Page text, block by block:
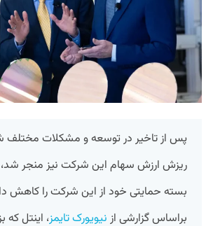
پس از تاخیر در توسعه و مشکلات مختلف
ریزش ارزش سهام این شرکت نیز منجر شد،
بسته حمایتی خود از این شرکت را کاهش
براساس گزارشی از نیویورک تایمز، اینتل که